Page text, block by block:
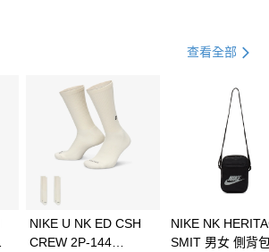
21家銀行
第一商業銀行
彰化商業銀行
查看全部
NIKE U NK ED CSH
CREW 2P-144
NIKE NK
SMIT 男女 側背